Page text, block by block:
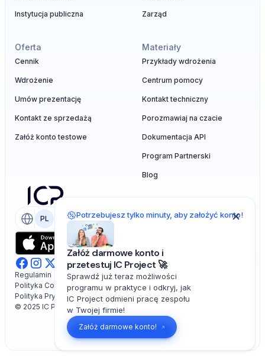
Instytucja publiczna Zarząd
Oferta
Cennik
Wdrożenie
Umów prezentację
Kontakt ze sprzedażą
Załóż konto testowe
Materiały
Przykłady wdrożenia
Centrum pomocy
Kontakt techniczny
Porozmawiaj na czacie
Dokumentacja API
Program Partnerski
Blog
PL EN
© 2025 IC Project. All rights reserved.
Polityka Prywatności
Polityka Cookies
Regulamin
Potrzebujesz tylko minuty, aby założyć konto!
Załóż darmowe konto i
przetestuj IC Project 🚀
Sprawdź już teraz możliwości
programu w praktyce i odkryj, jak
IC Project odmieni pracę zespołu
w Twojej firmie!
Załóż darmowe konto!